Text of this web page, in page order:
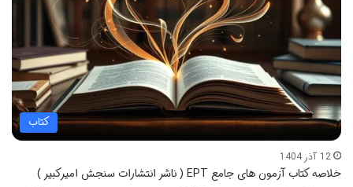
کتاب
12 آذر 1404
خلاصه کتاب آزمون های جامع EPT ( ناشر انتشارات سنجش امیرکبیر )